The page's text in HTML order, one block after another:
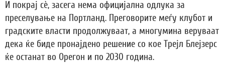
И покрај сè, засега нема официјална одлука за
преселување на Портланд. Преговорите меѓу клубот и
градските власти продолжуваат, а многумина веруваат
дека ќе биде пронајдено решение со кое Трејл Блејзерс
ќе останат во Орегон и по 2030 година.